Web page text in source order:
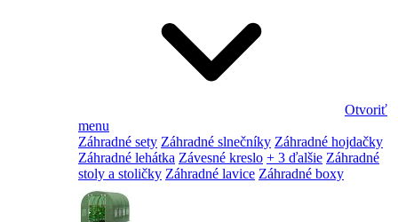
Otvoriť
menu
Záhradné sety Záhradné slnečníky Záhradné hojdačky
Záhradné lehátka Závesné kreslo + 3 ďalšie Záhradné
stoly a stoličky Záhradné lavice Záhradné boxy